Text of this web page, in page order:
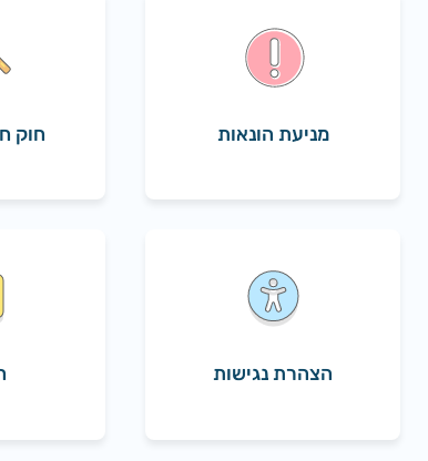
מניעת הונאות חוק
הצהרת נגישות